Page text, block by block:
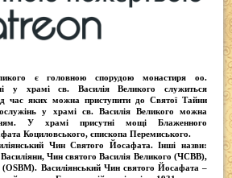
є головною спорудою монастиря оо.
у храмі св. Василія Великого служиться
час яких можна приступити до Святої Тайни
у храмі св. Василія Великого можна
У храмі присутні мощі Блаженного
Коциловського, єпископа Перемиського.
Чин Святого Йосафата. Інші назви:
Чин святого Василія Великого (ЧСВВ),
. Василіянський Чин святого Йосафата –